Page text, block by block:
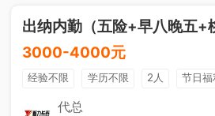
出纳内勤（五险+早八晚五+
3000-4000元
经验不限 学历不限 2人
节日福
社保五险代总